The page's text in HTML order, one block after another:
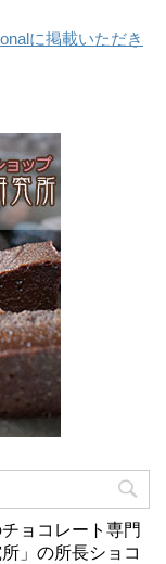
に掲載いただき
ョコレート専門
」の所長ショコ